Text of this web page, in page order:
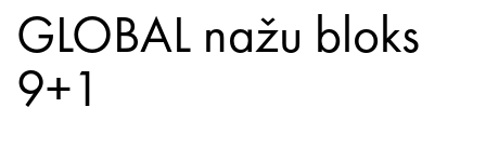
GLOBAL nažu bloks
9+1